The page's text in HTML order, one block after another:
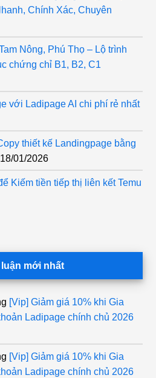
Chính Xác, Chuyên
Nông, Phú Thọ – Lộ trình
chứng chỉ B1, B2, C1
với Ladipage AI chi phí rẻ nhất
thiết kế Landingpage bằng
18/01/2026
Kiếm tiền tiếp thị liên kết Temu
luận mới nhất
[Vip] Giảm giá 10% khi Gia
Ladipage chính chủ 2026
[Vip] Giảm giá 10% khi Gia
Ladipage chính chủ 2026